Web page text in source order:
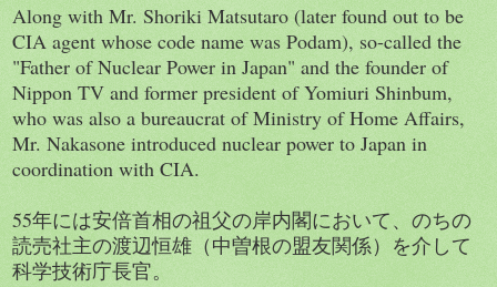
Along with Mr. Shoriki Matsutaro (later found out to be
CIA agent whose code name was Podam), so-called the
"Father of Nuclear Power in Japan" and the founder of
Nippon TV and former president of Yomiuri Shinbum,
who was also a bureaucrat of Ministry of Home Affairs,
Mr. Nakasone introduced nuclear power to Japan in
coordination with CIA.
55年には安倍首相の祖父の岸内閣において、のちの
読売社主の渡辺恒雄（中曽根の盟友関係）を介して
科学技術庁長官。